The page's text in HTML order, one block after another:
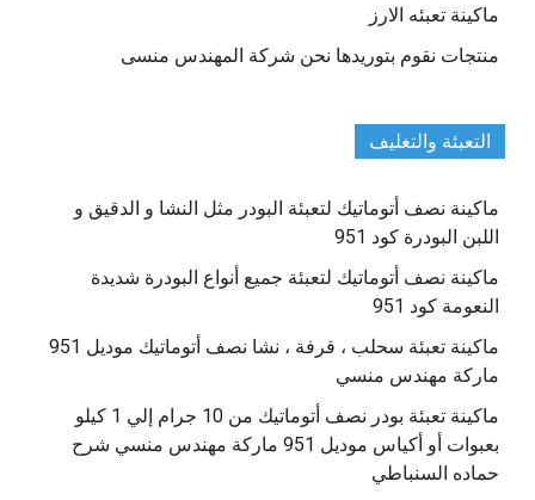
ماكينة تعبئه الارز
منتجات نقوم بتوريدها نحن شركة المهندس منسى
التعبئة والتغليف
ماكينة نصف أتوماتيك لتعبئة البودر مثل النشا و الدقيق و
اللبن البودرة كود 951
ماكينة نصف أتوماتيك لتعبئة جميع أنواع البودرة شديدة
النعومة كود 951
ماكينة تعبئة سحلب ، قرفة ، نشا نصف أتوماتيك موديل 951
ماركة مهندس منسي
ماكينة تعبئة بودر نصف أتوماتيك من 10 جرام إلي 1 كيلو
بعبوات أو أكياس موديل 951 ماركة مهندس منسي شرح
حماده السنباطي